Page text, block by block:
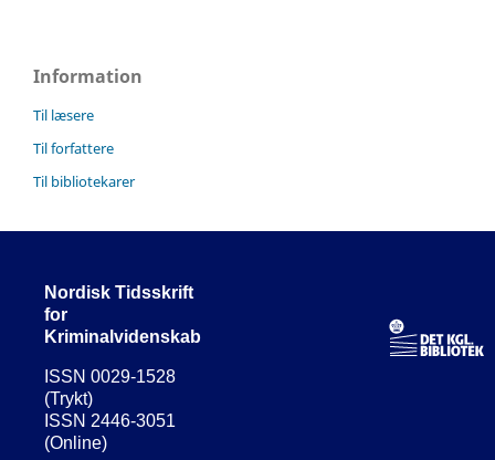
Information
Til læsere
Til forfattere
Til bibliotekarer
Nordisk Tidsskrift
for
Kriminalvidenskab
ISSN 0029-1528
(Trykt)
ISSN 2446-3051
(Online)